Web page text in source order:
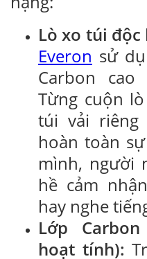
Lò xo túi độc
Everon sử
Carbon
Từng cuộn
túi vải
hoàn toàn
mình, người
hề cảm
hay nghe
Lớp
hoạt tính):